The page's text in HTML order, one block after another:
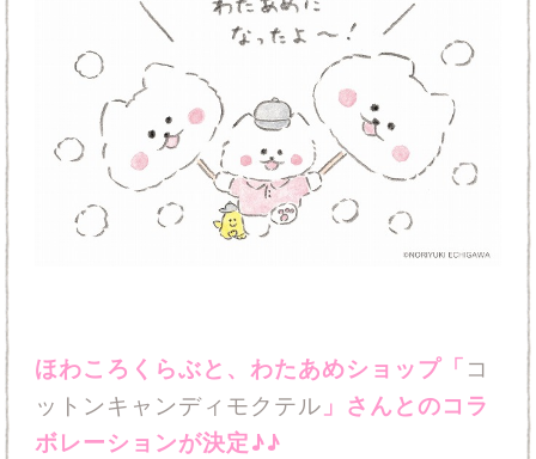
ほわころくらぶと、わたあめショップ「 コ
ットンキャンディモクテル 」さんとのコラ
ボレーションが決定♪♪